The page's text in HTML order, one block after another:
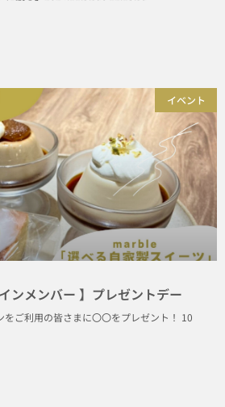
イベント
ンメンバー 】プレゼントデー
ご利用の皆さまに〇〇をプレゼント！ 10